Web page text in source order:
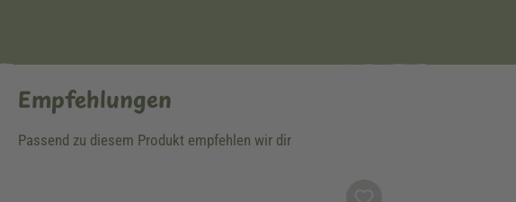
Empfehlungen
Passend zu diesem Produkt empfehlen wir dir